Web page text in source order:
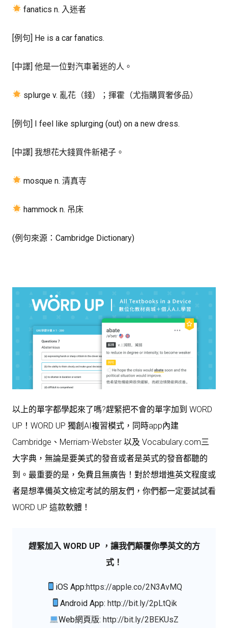
fanatics n. 入迷者
[例句] He is a car fanatics.
[中譯] 他是一位對汽車著迷的人。
splurge v. 亂花（錢）；揮霍（尤指購買奢侈品）
[例句] I feel like splurging (out) on a new dress.
[中譯] 我想花大錢買件新裙子。
mosque n. 清真寺
hammock n. 吊床
(例句來源：Cambridge Dictionary)
以上的單字都學起來了嗎?趕緊把不會的單字加到 WORD
UP！WORD UP 獨創AI複習模式，同時app內建
Cambridge、Merriam-Webster 以及 Vocabulary.com三
大字典，無論是要美式的發音或者是英式的發音都聽的
到。最重要的是，免費且無廣告！對於想增進英文程度或
者是想準備英文檢定考試的朋友們，你們都一定要試試看
WORD UP 這款軟體！
趕緊加入 WORD UP ，讓我們顛覆你學英文的方
式！
iOS App:https://apple.co/2N3AvMQ
Android App:http://bit.ly/2pLtQik
Web網頁版:http://bit.ly/2BEKUsZ